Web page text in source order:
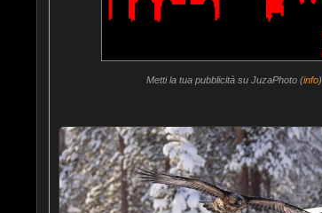
Metti la tua pubblicità su JuzaPhoto (info)